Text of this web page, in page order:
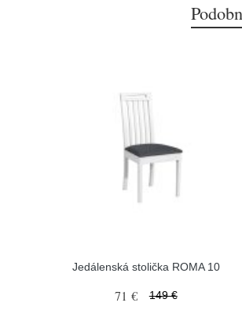
Jedálenská stolička ROMA 10
71 € 149 €